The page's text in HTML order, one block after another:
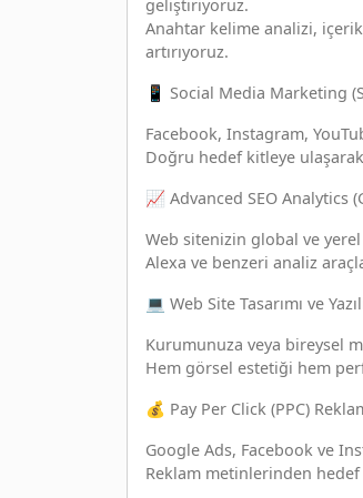
geliştiriyoruz.
Anahtar kelime analizi,
artırıyoruz.
📱 Social Media Marketing
Facebook, Instagram,
Doğru hedef kitleye
📈 Advanced SEO Analytics
Web sitenizin global ve
Alexa ve benzeri analiz
💻 Web Site Tasarımı ve
Kurumunuza veya bireysel
Hem görsel estetiği hem
💰 Pay Per Click (PPC)
Google Ads, Facebook ve
Reklam metinlerinden